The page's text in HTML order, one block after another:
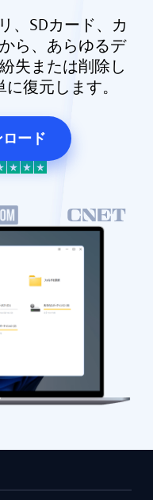
、SDカード、カ
ら、あらゆるデ
失または削除し
復元します。
ード